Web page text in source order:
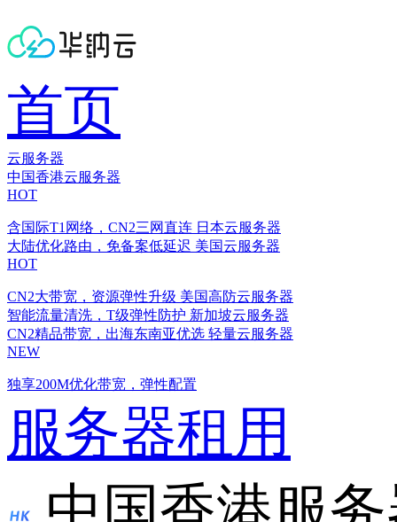
首页
云服务器
中国香港云服务器
HOT
含国际T1网络，CN2三网直连 日本云服务器
大陆优化路由，免备案低延迟 美国云服务器
HOT
CN2大带宽，资源弹性升级 美国高防云服务器
智能流量清洗，T级弹性防护 新加坡云服务器
CN2精品带宽，出海东南亚优选 轻量云服务器
NEW
独享200M优化带宽，弹性配置
服务器租用